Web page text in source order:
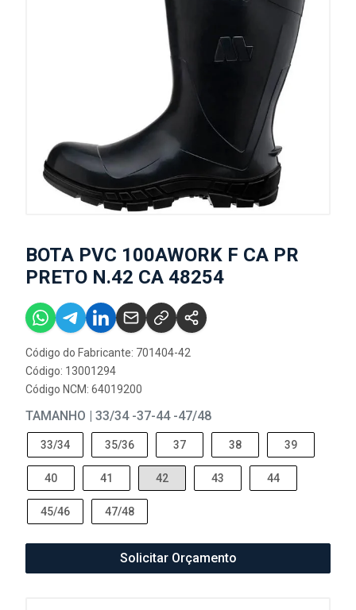
BOTA PVC 100AWORK F CA PR
PRETO N.42 CA 48254
Código do Fabricante: 701404-42
Código: 13001294
Código NCM: 64019200
TAMANHO | 33/34 -37-44 -47/48
33/34 35/36 37 38 39
40 41 42 43 44
45/46 47/48
Solicitar Orçamento